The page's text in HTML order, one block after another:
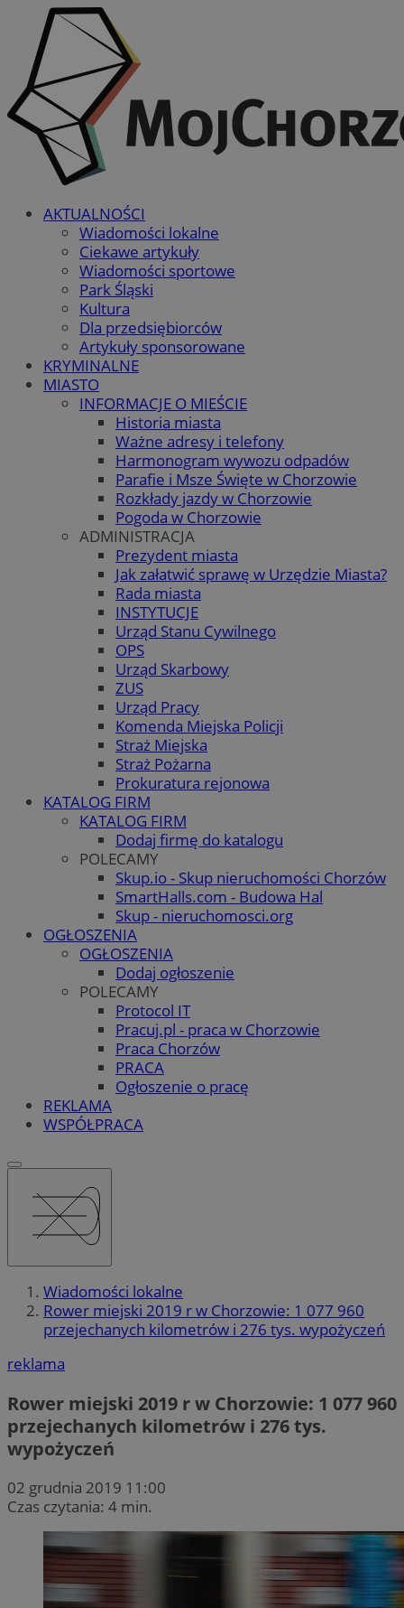
AKTUALNOŚCI
Wiadomości lokalne
Ciekawe artykuły
Wiadomości sportowe
Park Śląski
Kultura
Dla przedsiębiorców
Artykuły sponsorowane
KRYMINALNE
MIASTO
INFORMACJE O MIEŚCIE
Historia miasta
Ważne adresy i telefony
Harmonogram wywozu odpadów
Parafie i Msze Święte w Chorzowie
Rozkłady jazdy w Chorzowie
Pogoda w Chorzowie
ADMINISTRACJA
Prezydent miasta
Jak załatwić sprawę w Urzędzie Miasta?
Rada miasta
INSTYTUCJE
Urząd Stanu Cywilnego
OPS
Urząd Skarbowy
ZUS
Urząd Pracy
Komenda Miejska Policji
Straż Miejska
Straż Pożarna
Prokuratura rejonowa
KATALOG FIRM
KATALOG FIRM
Dodaj firmę do katalogu
POLECAMY
Skup.io - Skup nieruchomości Chorzów
SmartHalls.com - Budowa Hal
Skup - nieruchomosci.org
OGŁOSZENIA
OGŁOSZENIA
Dodaj ogłoszenie
POLECAMY
Protocol IT
Pracuj.pl - praca w Chorzowie
Praca Chorzów
PRACA
Ogłoszenie o pracę
REKLAMA
WSPÓŁPRACA
Wiadomości lokalne
Rower miejski 2019 r w Chorzowie: 1 077 960
przejechanych kilometrów i 276 tys. wypożyczeń
reklama
Rower miejski 2019 r w Chorzowie: 1 077 960
przejechanych kilometrów i 276 tys.
wypożyczeń
02 grudnia 2019 11:00
Czas czytania: 4 min.